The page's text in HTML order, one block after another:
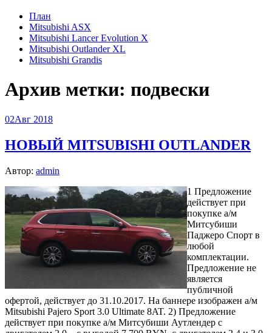
План
Mitsubishi ASX
Mitsubishi Lancer Evolution X
Mitsubishi Outlander XL
Mitsubishi Grandis
Архив метки: подвески
02Авг 2018
НОВЫЙ MITSUBISHI OUTLANDER
Автор: admin
1 Предложение
действует при
покупке а/м
Митсубиши
Паджеро Спорт в
любой
комплектации.
Предложение не
является
публичной
офертой, действует до 31.10.2017. На баннере изображен а/м
Mitsubishi Pajero Sport 3.0 Ultimate 8AT. 2) Предложение
действует при покупке а/м Митсубиши Аутлендер с